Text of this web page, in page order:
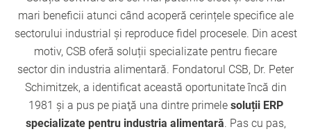
mari beneficii atunci când acoperă cerințele specifice ale
sectorului industrial și reproduce fidel procesele. Din acest
motiv, CSB oferă soluții specializate pentru fiecare
sector din industria alimentară. Fondatorul CSB, Dr. Peter
Schimitzek, a identificat această oportunitate încă din
1981 şi a pus pe piaţă una dintre primele soluții ERP
specializate pentru industria alimentară. Pas cu pas,